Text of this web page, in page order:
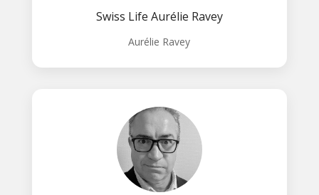
Swiss Life Aurélie Ravey
Aurélie Ravey